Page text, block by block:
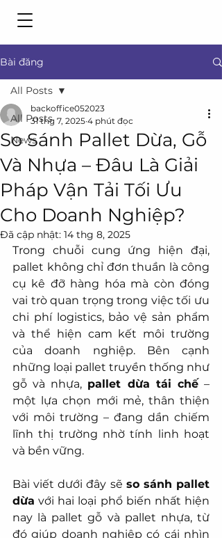
Bài đăng
All Posts
News
All Posts
So Sánh Pallet Dừa, Gỗ
Và Nhựa – Đâu Là Giải
Pháp Vận Tải Tối Ưu
Cho Doanh Nghiệp?
backoffice052023
31 thg 7, 2025 4 phút đọc
Đã cập nhật: 14 thg 8, 2025
Trong chuỗi cung ứng hiện đại,
pallet không chỉ đơn thuần là công
cụ kê đỡ hàng hóa mà còn đóng
vai trò quan trọng trong việc tối ưu
chi phí logistics, bảo vệ sản phẩm
và thể hiện cam kết môi trường
của doanh nghiệp. Bên cạnh
những loại pallet truyền thống như
gỗ và nhựa, pallet dừa tái chế –
một lựa chọn mới mẻ, thân thiện
với môi trường – đang dần chiếm
lĩnh thị trường nhờ tính linh hoạt
và bền vững.
Bài viết dưới đây sẽ so sánh pallet
dừa với hai loại phổ biến nhất hiện
nay là pallet gỗ và pallet nhựa, từ
đó giúp doanh nghiệp có cái nhìn